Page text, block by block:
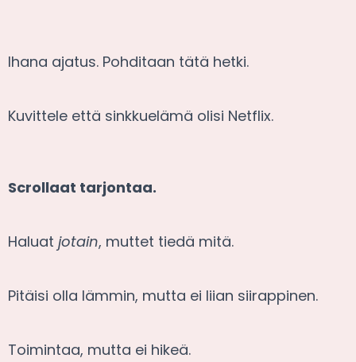
Ihana ajatus. Pohditaan tätä hetki.
Kuvittele että sinkkuelämä olisi Netflix.
Scrollaat tarjontaa.
Haluat jotain, muttet tiedä mitä.
Pitäisi olla lämmin, mutta ei liian siirappinen.
Toimintaa, mutta ei hikeä.